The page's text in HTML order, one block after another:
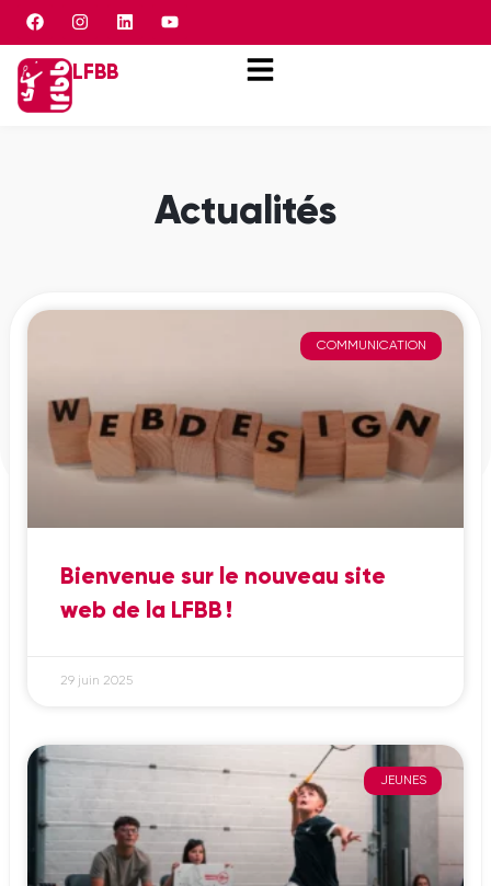
Panneau de gestion des cookies
LFBB
Actualités
COMMUNICATION
Bienvenue sur le nouveau site
web de la LFBB !
29 juin 2025
JEUNES